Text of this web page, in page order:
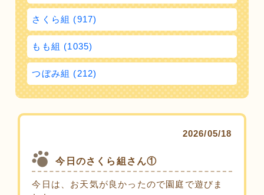
さくら組 (917)
もも組 (1035)
つぼみ組 (212)
2026/05/18
今日のさくら組さん①
今日は、お天気が良かったので園庭で遊びま